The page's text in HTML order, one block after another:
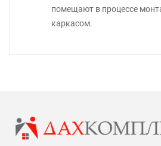
помещают в процессе
каркасом.